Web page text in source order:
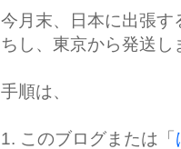
今月末、日本に出張す
ちし、東京から発送し
手順は、
1. このブログまたは「